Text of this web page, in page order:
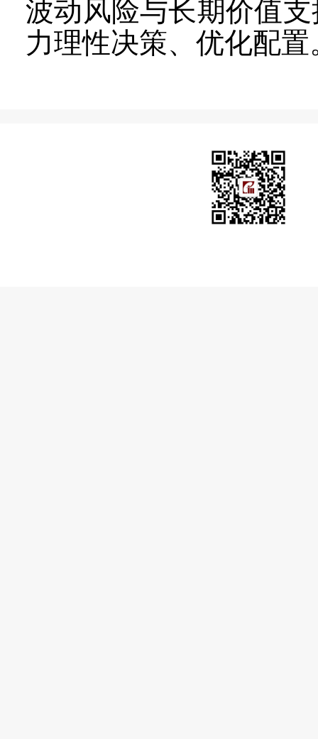
波动风险与长期价值
力理性决策、优化配置